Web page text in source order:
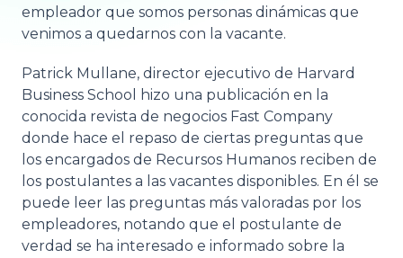
empleador que somos personas dinámicas que
venimos a quedarnos con la vacante.
Patrick Mullane, director ejecutivo de Harvard
Business School hizo una publicación en la
conocida revista de negocios Fast Company
donde hace el repaso de ciertas preguntas que
los encargados de Recursos Humanos reciben de
los postulantes a las vacantes disponibles. En él se
puede leer las preguntas más valoradas por los
empleadores, notando que el postulante de
verdad se ha interesado e informado sobre la